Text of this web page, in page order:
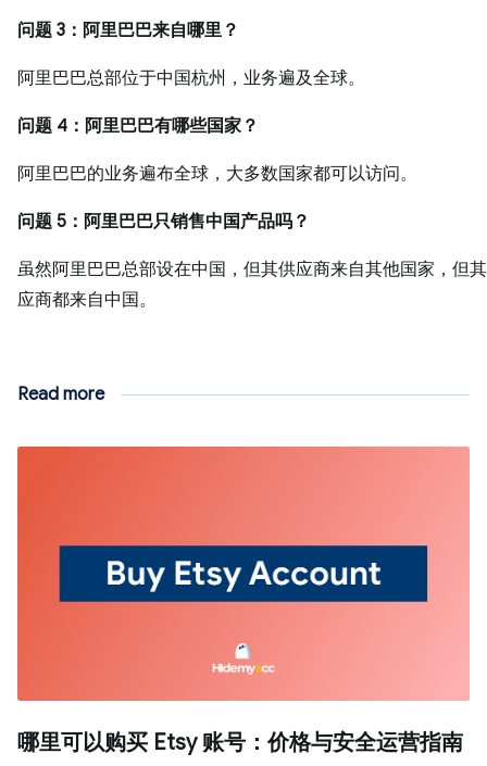
问题 3：阿里巴巴来自哪里？
阿里巴巴总部位于中国杭州，业务遍及全球。
问题 4：阿里巴巴有哪些国家？
阿里巴巴的业务遍布全球，大多数国家都可以访问。
问题 5：阿里巴巴只销售中国产品吗？
虽然阿里巴巴总部设在中国，但其供应商来自其他国家，但
应商都来自中国。
Read more
哪里可以购买 Etsy 账号：价格与安全运营指南